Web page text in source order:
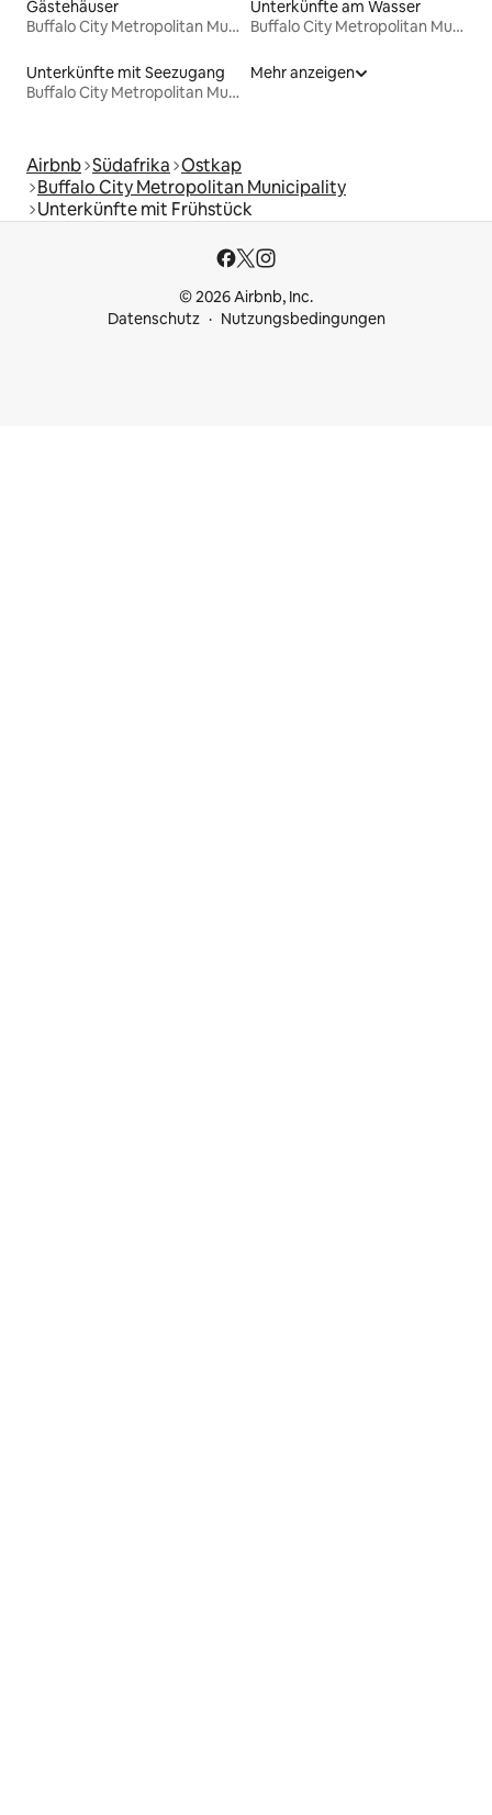
Gästehäuser
Buffalo City Metropolitan Municipality
Unterkünfte am Wasser
Buffalo City Metropolitan Municipality
Unterkünfte mit Seezugang
Buffalo City Metropolitan Municipality
Mehr anzeigen
Airbnb Südafrika Ostkap
Buffalo City Metropolitan Municipality
Unterkünfte mit Frühstück
© 2026 Airbnb, Inc.
Datenschutz
Nutzungsbedingungen